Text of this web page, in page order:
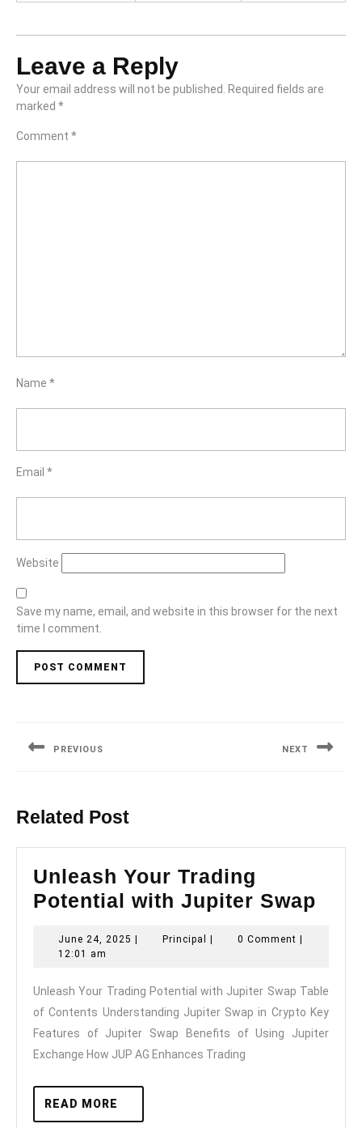
Leave a Reply
Your email address will not be published.
Required fields are
marked *
Comment *
Name *
Email *
Website
Save my name, email, and website in this browser for the next
time I comment.
PREVIOUS NEXT
Related Post
Unleash Your Trading
Potential with Jupiter Swap
with
June 24, 2025 June
Principal Principal0 Comment
12:01 am
Unleash Your Trading Potential with Jupiter Swap Table
of Contents Understanding Jupiter Swap in Crypto Key
Features of Jupiter Swap Benefits of Using Jupiter
Exchange How JUP AG Enhances Trading
READ MORE
MORE